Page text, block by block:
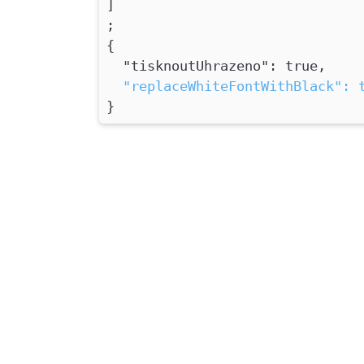
;
{
"tisknoutUhrazeno": true,
"replaceWhiteFontWithBlack":
}